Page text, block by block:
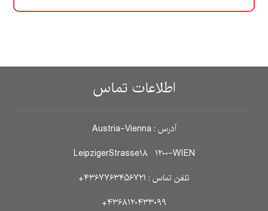
اطلاعات تماس
آدرس : Austria-Vienna
LeipzigerStrasse۱۸ ۱۲۰۰-WIEN
تلفن تماس : ۴۳۶۷۷۶۳۴۵۶۷۲۱+
۴۳۶۸۱۲۰۴۳۳۰۹۹+